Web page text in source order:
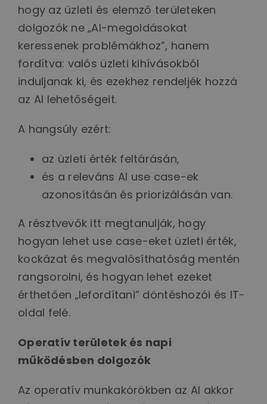
hogy az üzleti és elemző területeken
dolgozók ne „AI-megoldásokat
keressenek problémákhoz”, hanem
fordítva: valós üzleti kihívásokból
induljanak ki, és ezekhez rendeljék hozzá
az AI lehetőségeit.
A hangsúly ezért:
az üzleti érték feltárásán,
és a releváns AI use case-ek
azonosításán és priorizálásán van.
A résztvevők itt megtanulják, hogy
hogyan lehet use case-eket üzleti érték,
kockázat és megvalósíthatóság mentén
rangsorolni, és hogyan lehet ezeket
érthetően „lefordítani” döntéshozói és IT-
oldal felé.
Operatív területek és napi
működésben dolgozók
Az operatív munkakörökben az AI akkor